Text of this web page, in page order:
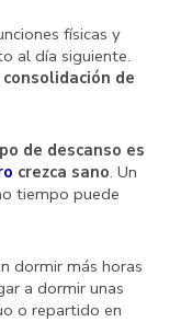
físicas y
al día siguiente.
de
de descanso es
crezca sano. Un
tiempo puede
dormir más horas
a dormir unas
o repartido en